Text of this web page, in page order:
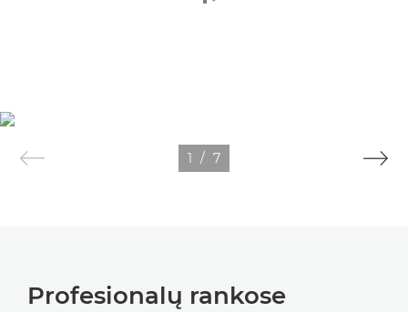
1 / 7
Profesionalų rankose